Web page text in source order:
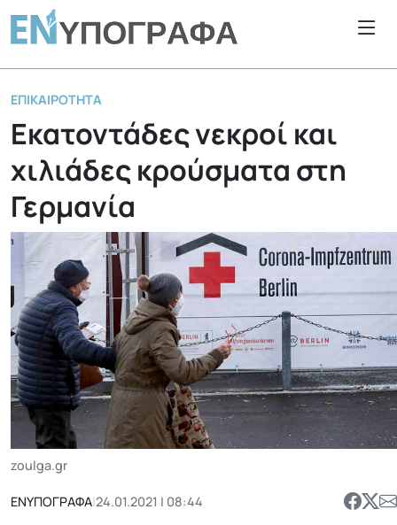
ΕΠΙΚΑΙΡΌΤΗΤΑ
Εκατοντάδες νεκροί και
χιλιάδες κρούσματα στη
Γερμανία
zoulga.gr
ΕΝΥΠΟΓΡΑΦΑ|24.01.2021 | 08:44